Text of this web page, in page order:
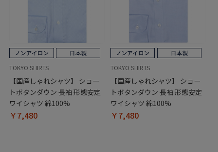
TOKYO SHIRTS
【国産しゃれシャツ】 ショー
トボタンダウン 長袖 形態安定
ワイシャツ 綿100%
￥7,480
TOKYO SHIRTS
【国産しゃれシャツ】 ショー
トボタンダウン 長袖 形態安定
ワイシャツ 綿100%
￥7,480